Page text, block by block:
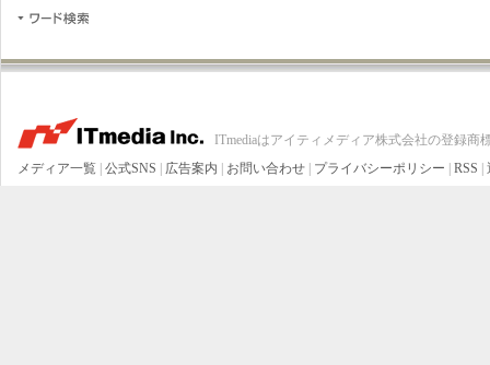
ITmediaはアイティメディア株式会社の登録商
メディア一覧 | 公式SNS | 広告案内 | お問い合わせ | プライバシーポリシー | RSS |